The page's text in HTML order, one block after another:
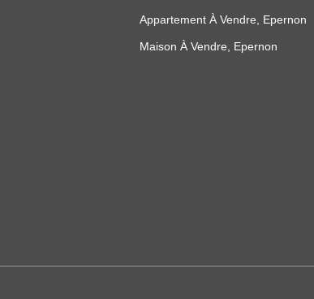
Appartement À Vendre, Epernon
Maison À Vendre, Epernon